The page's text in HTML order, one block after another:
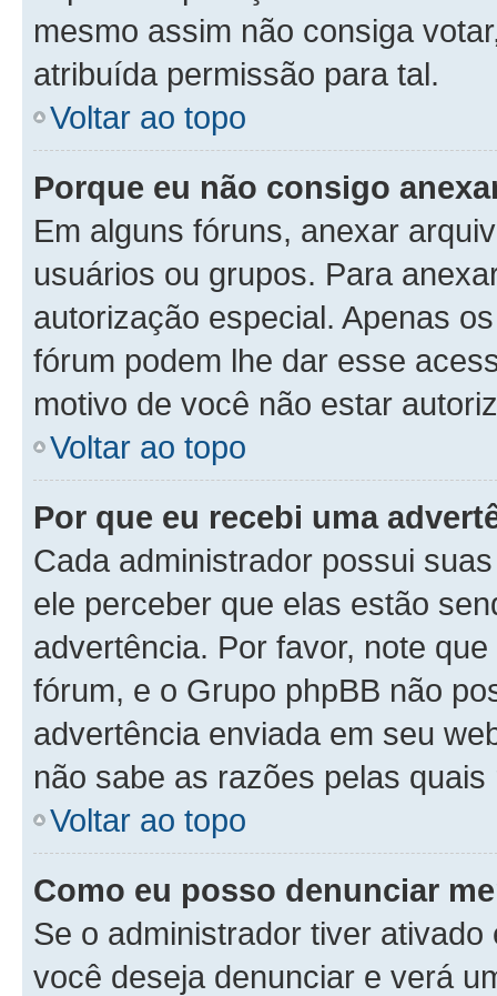
mesmo assim não consiga
atribuída permissão para tal.
Voltar ao topo
Porque eu não consigo
Em alguns fóruns, anexar
usuários ou grupos. Para
autorização especial. Apenas
fórum podem lhe dar esse
motivo de você não estar
Voltar ao topo
Por que eu recebi uma
Cada administrador possui
ele perceber que elas estão
advertência. Por favor, note
fórum, e o Grupo phpBB não
advertência enviada em seu
não sabe as razões pelas
Voltar ao topo
Como eu posso denunciar
Se o administrador tiver
você deseja denunciar e verá